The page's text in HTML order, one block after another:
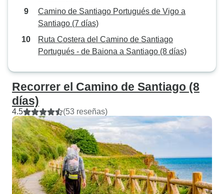
Camino de Santiago Portugués de Vigo a
Santiago (7 días)
Ruta Costera del Camino de Santiago
Portugués - de Baiona a Santiago (8 días)
Recorrer el Camino de Santiago (8
días)
4.5 (53 reseñas)